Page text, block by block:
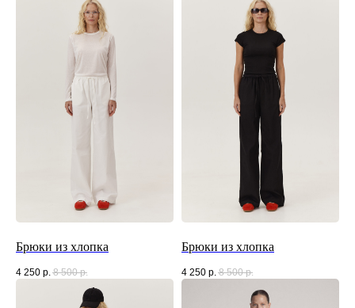
Брюки из хлопка
4 250 р. 8 500 р.
Брюки из хлопка
4 250 р. 8 500 р.